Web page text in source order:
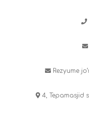
Rezyume
4, Tepamasjid